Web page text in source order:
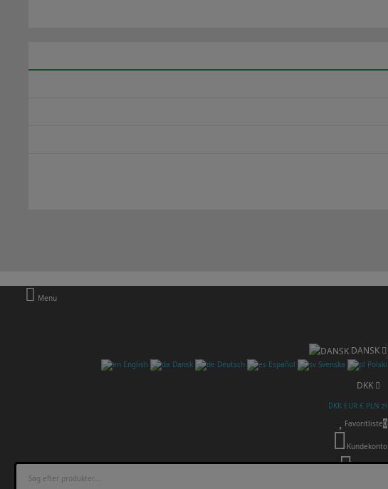
Menu
DANSK
English Dansk Deutsch Español Svenska Polski
DKK
DKK EUR € PLN zł
Favoritliste0
Kundekonto